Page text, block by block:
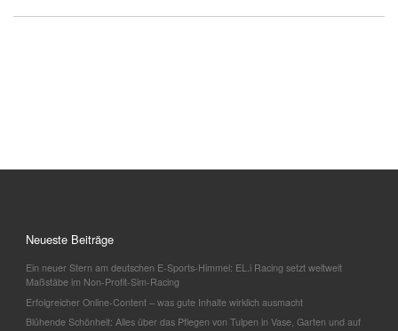
Neueste Beiträge
Ein neuer Stern am deutschen E-Sports-Himmel: EL.i Racing setzt weltweit
Maßstäbe im Non-Profit-Sim-Racing
Erfolgreicher Online-Content – was gute Inhalte wirklich ausmacht
Blühende Schönheit: Alles über das Pflegen von Tulpen in Vase, Garten und auf